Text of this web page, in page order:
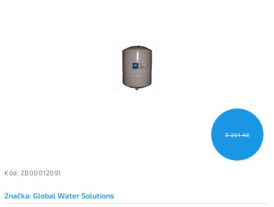
3 251 Kč
Kód: ZB00012091
Značka:Global Water Solutions